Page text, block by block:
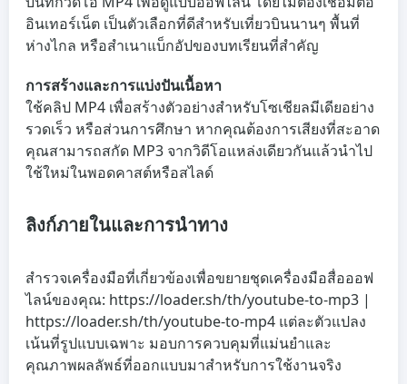
อินเทอร์เน็ต เป็นตัวเลือกที่ดีสำหรับเที่ยวบินนานๆ พื้นที่
ห่างไกล หรือสำเนาแบ็กอัปของบทเรียนที่สำคัญ
การสร้างและการแบ่งปันเนื้อหา
ใช้คลิป MP4 เพื่อสร้างตัวอย่างสำหรับโซเชียลมีเดียอย่าง
รวดเร็ว หรือส่วนการศึกษา หากคุณต้องการเสียงที่สะอาด
คุณสามารถสกัด MP3 จากวิดีโอแหล่งเดียวกันแล้วนำไป
ใช้ใหม่ในพอดคาสต์หรือสไลด์
ลิงก์ภายในและการนำทาง
สำรวจเครื่องมือที่เกี่ยวข้องเพื่อขยายชุดเครื่องมือสื่อออฟ
ไลน์ของคุณ: https://loader.sh/th/youtube-to-mp3 |
https://loader.sh/th/youtube-to-mp4 แต่ละตัวแปลง
เน้นที่รูปแบบเฉพาะ มอบการควบคุมที่แม่นยำและ
คุณภาพผลลัพธ์ที่ออกแบบมาสำหรับการใช้งานจริง